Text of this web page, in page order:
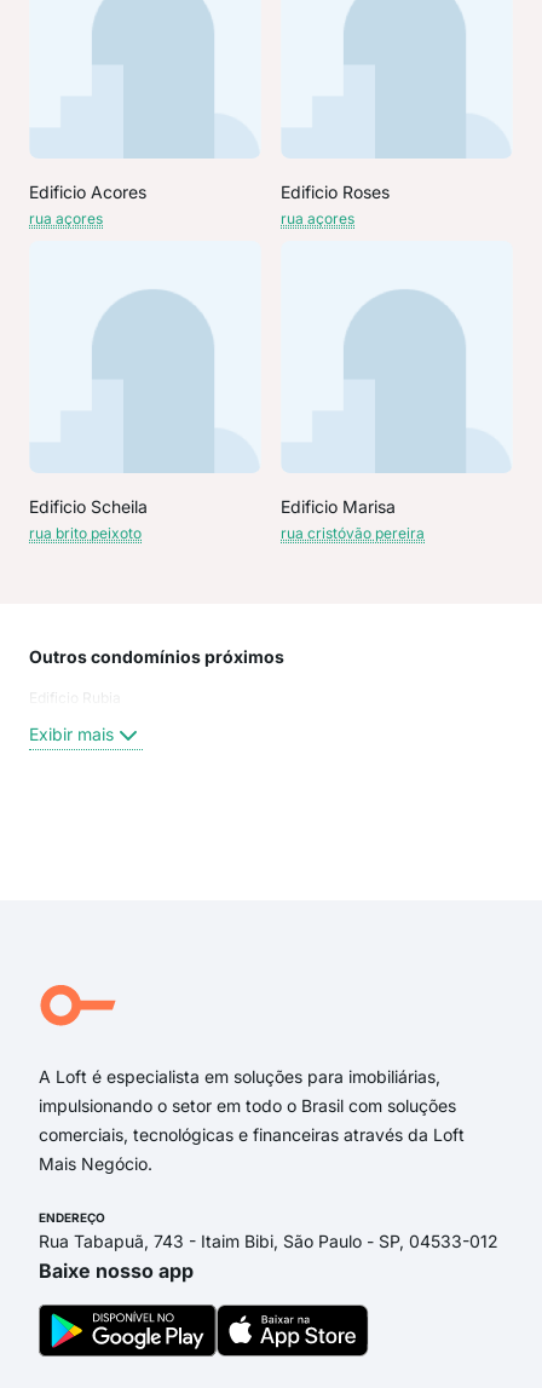
Edificio Acores
rua açores
Edificio Roses
rua açores
Edificio Scheila
rua brito peixoto
Edificio Marisa
rua cristóvão pereira
Outros condomínios próximos
Edificio Rubia
Exibir mais
A Loft é especialista em soluções para imobiliárias,
impulsionando o setor em todo o Brasil com soluções
comerciais, tecnológicas e financeiras através da Loft
Mais Negócio.
ENDEREÇO
Rua Tabapuã, 743 - Itaim Bibi, São Paulo - SP, 04533-012
Baixe nosso app